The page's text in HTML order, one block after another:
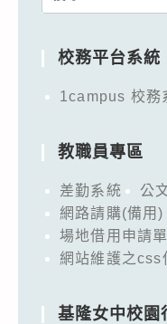
校務平台系統
1campus 校務
教職員專區
差勤系統 公
網路請購(備用)
場地借用申請單
網站維護之css
基隆女中校園